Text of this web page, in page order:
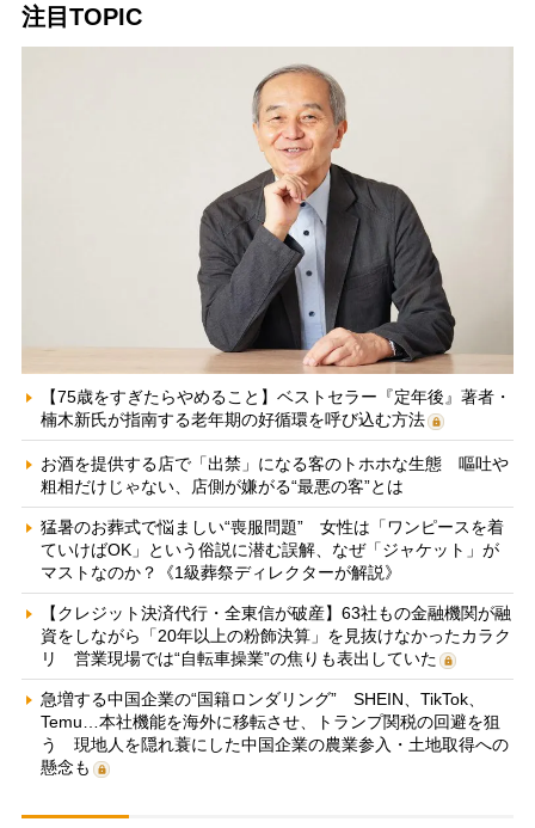
注目TOPIC
【75歳をすぎたらやめること】ベストセラー『定年後』著者・
楠木新氏が指南する老年期の好循環を呼び込む方法
お酒を提供する店で「出禁」になる客のトホホな生態 嘔吐や
粗相だけじゃない、店側が嫌がる“最悪の客”とは
猛暑のお葬式で悩ましい“喪服問題” 女性は「ワンピースを着
ていけばOK」という俗説に潜む誤解、なぜ「ジャケット」が
マストなのか？《1級葬祭ディレクターが解説》
【クレジット決済代行・全東信が破産】63社もの金融機関が融
資をしながら「20年以上の粉飾決算」を見抜けなかったカラク
リ 営業現場では“自転車操業”の焦りも表出していた
急増する中国企業の“国籍ロンダリング” SHEIN、TikTok、
Temu…本社機能を海外に移転させ、トランプ関税の回避を狙
う 現地人を隠れ蓑にした中国企業の農業参入・土地取得への
懸念も